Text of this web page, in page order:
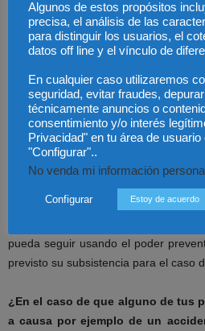
Recomendaría tanto el poder como
dos momentos distintos. Mientras
incapaz por un juez tras el
sido conferidas sin más control que
Por otro lado, si se inicia el
tendrá en cuenta la persona
ser la misma persona a la que se
nombrarla tutor, ya que es el
nombramiento, quedando
previsto de rendición de cuentas,
pueda seguir usando el poder
previsto su subsistencia para el caso
¿En el caso de que alguno de tus
a causa por ejemplo de un
Algunos de estos propósitos
precisa, el análisis de las
para distinguir los usuarios, el
datos off line y el vínculo de
En cualquier caso utilizaremos
seguridad, evitar fraudes,
técnicamente anuncios o
consentimiento y/o interés
Privacidad" en tu área de usuario
"Configurar"..
No venda mi información personal
Configurar Estoy de acuerdo